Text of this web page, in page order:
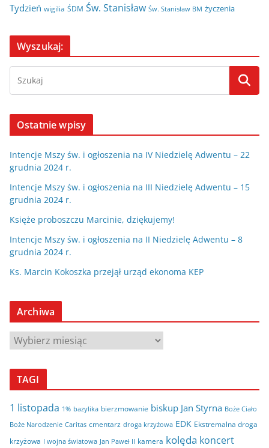
Tydzień wigilia ŚDM Św. Stanisław Św. Stanisław BM życzenia
Wyszukaj:
Ostatnie wpisy
Intencje Mszy św. i ogłoszenia na IV Niedzielę Adwentu – 22
grudnia 2024 r.
Intencje Mszy św. i ogłoszenia na III Niedzielę Adwentu – 15
grudnia 2024 r.
Księże proboszczu Marcinie, dziękujemy!
Intencje Mszy św. i ogłoszenia na II Niedzielę Adwentu – 8
grudnia 2024 r.
Ks. Marcin Kokoszka przejął urząd ekonoma KEP
Archiwa
A
c
w
a
TAGI
1 listopada 1% bazylika bierzmowanie biskup Jan Styrna Boże Ciało
Boże Narodzenie Caritas cmentarz droga krzyżowa EDK Ekstremalna droga
krzyżowa I wojna światowa Jan Paweł II kamera kolęda koncert